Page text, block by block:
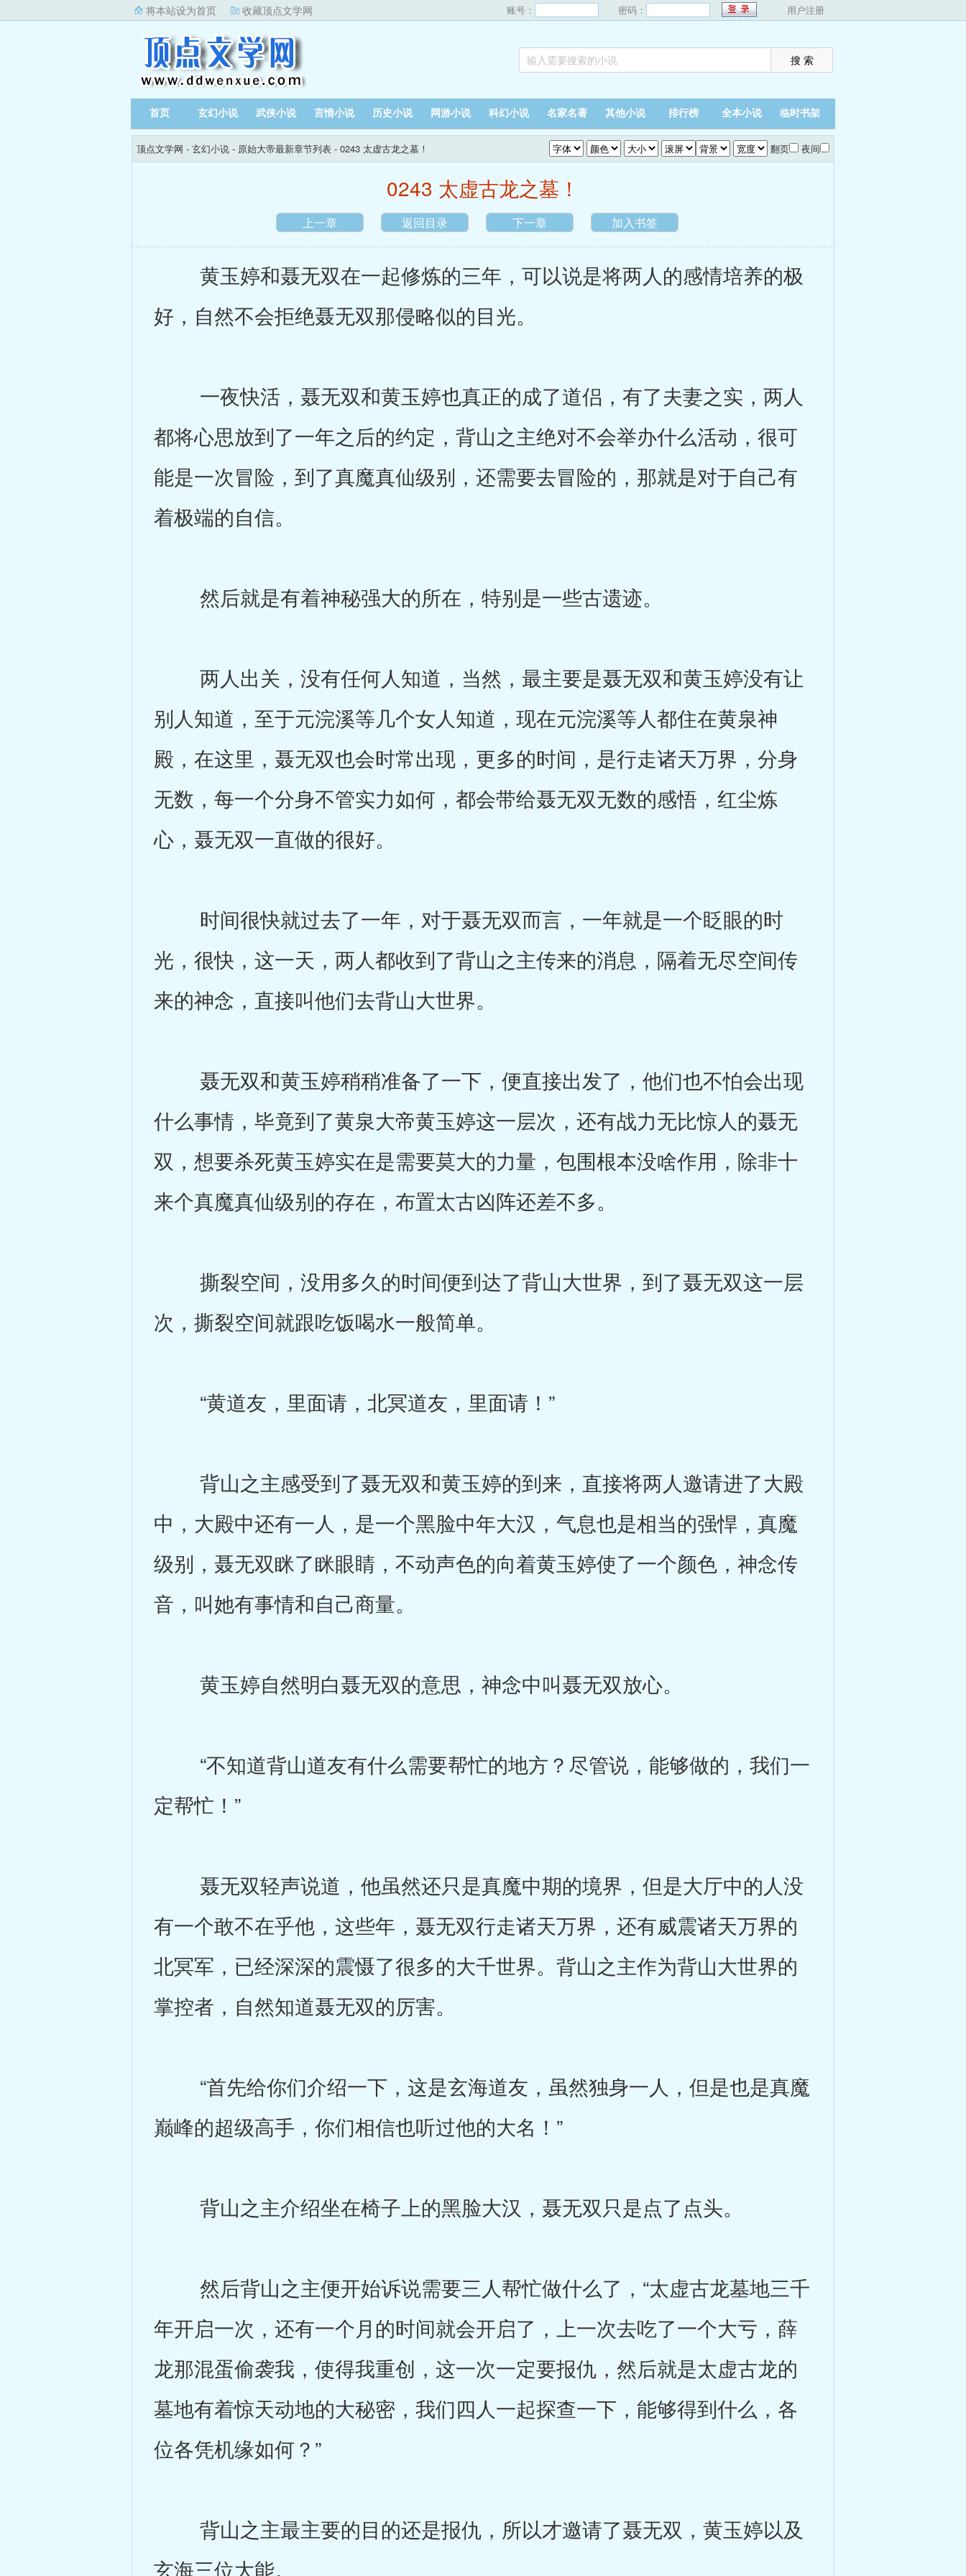
将本站设为首页 收藏顶点文学网 账号： 密码： 用户注册
首页 玄幻小说 武侠小说 言情小说 历史小说 网游小说 科幻小说 名家名著 其他小说 排行榜 全本小说 临时书架
顶点文学网 - 玄幻小说 - 原始大帝最新章节列表 - 0243 太虚古龙之墓！ 翻页 夜间
0243 太虚古龙之墓！
上一章 返回目录 下一章 加入书签
黄玉婷和聂无双在一起修炼的三年，可以说是将两人的感情培养的极
好，自然不会拒绝聂无双那侵略似的目光。
一夜快活，聂无双和黄玉婷也真正的成了道侣，有了夫妻之实，两人
都将心思放到了一年之后的约定，背山之主绝对不会举办什么活动，很可
能是一次冒险，到了真魔真仙级别，还需要去冒险的，那就是对于自己有
着极端的自信。
然后就是有着神秘强大的所在，特别是一些古遗迹。
两人出关，没有任何人知道，当然，最主要是聂无双和黄玉婷没有让
别人知道，至于元浣溪等几个女人知道，现在元浣溪等人都住在黄泉神
殿，在这里，聂无双也会时常出现，更多的时间，是行走诸天万界，分身
无数，每一个分身不管实力如何，都会带给聂无双无数的感悟，红尘炼
心，聂无双一直做的很好。
时间很快就过去了一年，对于聂无双而言，一年就是一个眨眼的时
光，很快，这一天，两人都收到了背山之主传来的消息，隔着无尽空间传
来的神念，直接叫他们去背山大世界。
聂无双和黄玉婷稍稍准备了一下，便直接出发了，他们也不怕会出现
什么事情，毕竟到了黄泉大帝黄玉婷这一层次，还有战力无比惊人的聂无
双，想要杀死黄玉婷实在是需要莫大的力量，包围根本没啥作用，除非十
来个真魔真仙级别的存在，布置太古凶阵还差不多。
撕裂空间，没用多久的时间便到达了背山大世界，到了聂无双这一层
次，撕裂空间就跟吃饭喝水一般简单。
“黄道友，里面请，北冥道友，里面请！”
背山之主感受到了聂无双和黄玉婷的到来，直接将两人邀请进了大殿
中，大殿中还有一人，是一个黑脸中年大汉，气息也是相当的强悍，真魔
级别，聂无双眯了眯眼睛，不动声色的向着黄玉婷使了一个颜色，神念传
音，叫她有事情和自己商量。
黄玉婷自然明白聂无双的意思，神念中叫聂无双放心。
“不知道背山道友有什么需要帮忙的地方？尽管说，能够做的，我们一
定帮忙！”
聂无双轻声说道，他虽然还只是真魔中期的境界，但是大厅中的人没
有一个敢不在乎他，这些年，聂无双行走诸天万界，还有威震诸天万界的
北冥军，已经深深的震慑了很多的大千世界。背山之主作为背山大世界的
掌控者，自然知道聂无双的厉害。
“首先给你们介绍一下，这是玄海道友，虽然独身一人，但是也是真魔
巅峰的超级高手，你们相信也听过他的大名！”
背山之主介绍坐在椅子上的黑脸大汉，聂无双只是点了点头。
然后背山之主便开始诉说需要三人帮忙做什么了，“太虚古龙墓地三千
年开启一次，还有一个月的时间就会开启了，上一次去吃了一个大亏，薛
龙那混蛋偷袭我，使得我重创，这一次一定要报仇，然后就是太虚古龙的
墓地有着惊天动地的大秘密，我们四人一起探查一下，能够得到什么，各
位各凭机缘如何？”
背山之主最主要的目的还是报仇，所以才邀请了聂无双，黄玉婷以及
玄海三位大能。